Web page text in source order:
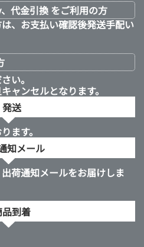
代金引換 をご利用の方
、お支払い確認後発送手配い
い。
ャンセルとなります。
発送
ます。
知メール
荷通知メールをお届けしま
品到着